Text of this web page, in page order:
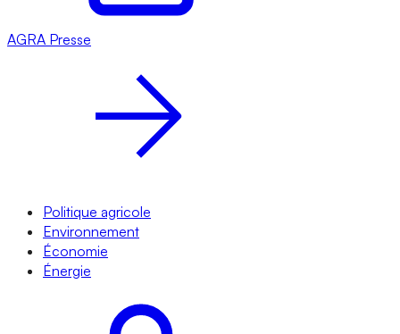
AGRA Presse
Politique agricole
Environnement
Économie
Énergie